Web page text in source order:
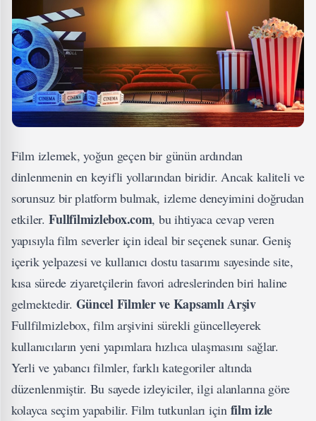
Film izlemek, yoğun geçen bir günün ardından
dinlenmenin en keyifli yollarından biridir. Ancak kaliteli ve
sorunsuz bir platform bulmak, izleme deneyimini doğrudan
etkiler. Fullfilmizlebox.com, bu ihtiyaca cevap veren
yapısıyla film severler için ideal bir seçenek sunar. Geniş
içerik yelpazesi ve kullanıcı dostu tasarımı sayesinde site,
kısa sürede ziyaretçilerin favori adreslerinden biri haline
gelmektedir. Güncel Filmler ve Kapsamlı Arşiv
Fullfilmizlebox, film arşivini sürekli güncelleyerek
kullanıcıların yeni yapımlara hızlıca ulaşmasını sağlar.
Yerli ve yabancı filmler, farklı kategoriler altında
düzenlenmiştir. Bu sayede izleyiciler, ilgi alanlarına göre
kolayca seçim yapabilir. Film tutkunları için film izle